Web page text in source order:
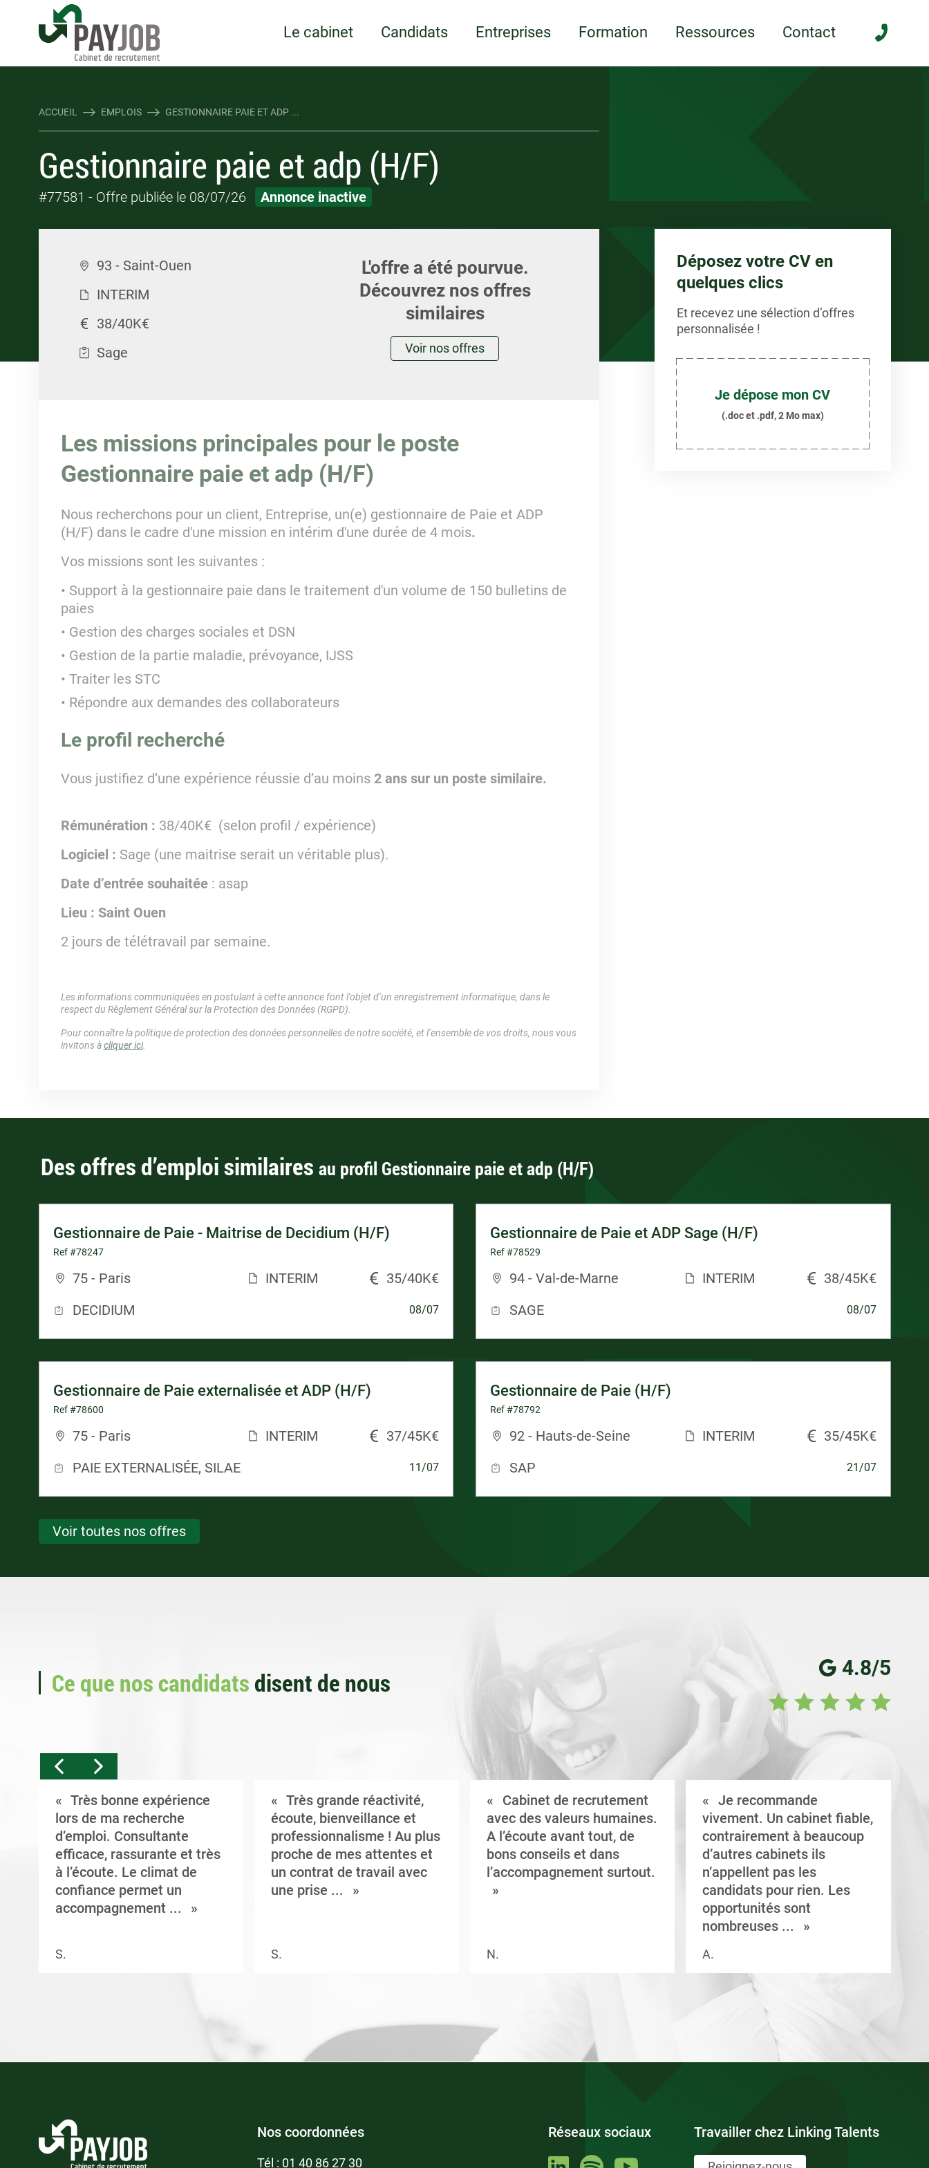
Le cabinet Candidats Entreprises Formation Ressources Contact
ACCUEIL EMPLOIS GESTIONNAIRE PAIE ET ADP ...
Gestionnaire paie et adp (H/F)
#77581 - Offre publiée le 08/07/26 Annonce inactive
93 - Saint-Ouen
INTERIM
38/40K€
Sage
L'offre a été pourvue.
Découvrez nos offres
similaires
Voir nos offres
Les missions principales pour le poste
Gestionnaire paie et adp (H/F)
Nous recherchons pour un client, Entreprise, un(e) gestionnaire de Paie et ADP
(H/F) dans le cadre d'une mission en intérim d'une durée de 4 mois.
Vos missions sont les suivantes :
Support à la gestionnaire paie dans le traitement d'un volume de 150 bulletins de
paies
Gestion des charges sociales et DSN
Gestion de la partie maladie, prévoyance, IJSS
Traiter les STC
Répondre aux demandes des collaborateurs
Le profil recherché
Vous justifiez d’une expérience réussie d’au moins2 ans sur un poste similaire.
Rémunération : 38/40K€ (selon profil / expérience)
Logiciel : Sage (une maitrise serait un véritable plus).
Date d’entrée souhaitée : asap
Lieu : Saint Ouen
2 jours de télétravail par semaine.
Les informations communiquées en postulant à cette annonce font l’objet d’un enregistrement informatique, dans le
respect du Règlement Général sur la Protection des Données (RGPD).
Pour connaître la politique de protection des données personnelles de notre société, et l’ensemble de vos droits, nous vous
invitons àcliquer ici.
Déposez votre CV en
quelques clics
Et recevez une sélection d’offres
personnalisée !
Je dépose mon CV
(.doc et .pdf, 2 Mo max)
Des offres d’emploi similaires au profil Gestionnaire paie et adp (H/F)
Gestionnaire de Paie - Maitrise de Decidium (H/F)
Ref #78247
75 - Paris INTERIM
35/40K€
DECIDIUM
08/07
Gestionnaire de Paie et ADP Sage (H/F)
Ref #78529
94 - Val-de-Marne INTERIM
38/45K€
SAGE
08/07
Gestionnaire de Paie externalisée et ADP (H/F)
Ref #78600
75 - Paris INTERIM
37/45K€
PAIE EXTERNALISÉE, SILAE
11/07
Gestionnaire de Paie (H/F)
Ref #78792
92 - Hauts-de-Seine INTERIM
35/45K€
SAP
21/07
Voir toutes nos offres
4.8/5
Ce que nos candidats disent de nous
Très bonne expérience
lors de ma recherche
d’emploi. Consultante
efficace, rassurante et très
à l’écoute. Le climat de
confiance permet un
accompagnement ...
S.
Très grande réactivité,
écoute, bienveillance et
professionnalisme ! Au plus
proche de mes attentes et
un contrat de travail avec
une prise ...
S.
Cabinet de recrutement
avec des valeurs humaines.
A l’écoute avant tout, de
bons conseils et dans
l’accompagnement surtout.
N.
Je recommande
vivement. Un cabinet fiable,
contrairement à beaucoup
d’autres cabinets ils
n’appellent pas les
candidats pour rien. Les
opportunités sont
nombreuses ...
A.
Nos coordonnées
Tél : 01 40 86 27 30
Réseaux sociaux Travailler chez Linking Talents